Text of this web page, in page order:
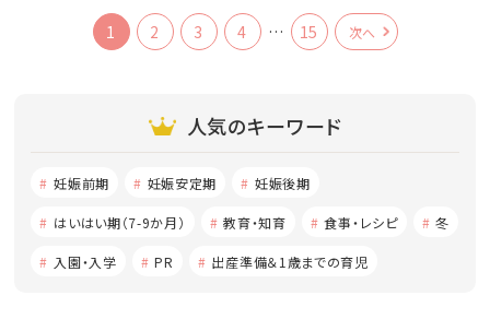
1 2 3 4 … 15 次へ
人気のキーワード
妊娠前期 妊娠安定期 妊娠後期
はいはい期（7-9か月） 教育・知育 食事・レシピ 冬
入園・入学 PR 出産準備＆1歳までの育児